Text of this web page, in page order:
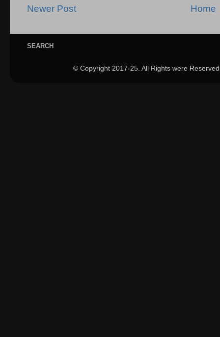
Newer Post Home
SEARCH
© Copyright 2017-25. All Rights were